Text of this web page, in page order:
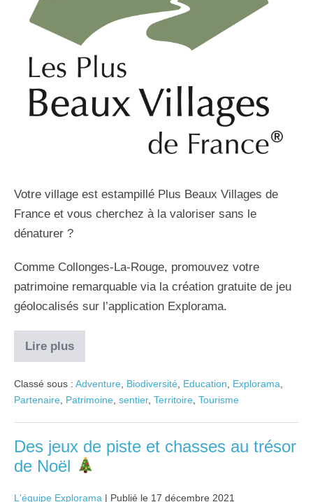
Votre village est estampillé Plus Beaux Villages de
France et vous cherchez à la valoriser sans le
dénaturer ?
Comme Collonges-La-Rouge, promouvez votre
patrimoine remarquable via la création gratuite de jeu
géolocalisés sur l’application Explorama.
Lire plus
Classé sous : Adventure Biodiversité Education Explorama
Partenaire Patrimoine sentier, Territoire Tourisme
Des jeux de piste et chasses au trésor
de Noël
L'équipe Explorama | Publié le 17 décembre 2021